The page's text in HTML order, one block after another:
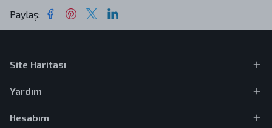
Paylaş:
Site Haritası
Yardım
Hesabım